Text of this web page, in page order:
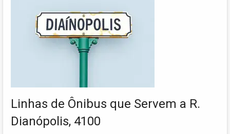
Linhas de Ônibus que Servem a R.
Dianópolis, 4100